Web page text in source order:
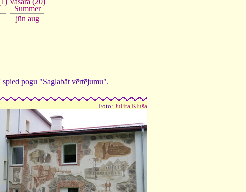
Summer
jūn aug
pogu "Saglabāt vērtējumu".
Foto: Julita Kluša